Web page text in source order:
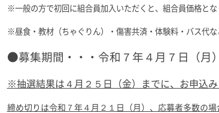
※一般の方で初回に組合員加入いただくと、組合員価格とな
※昼食・教材（ちゃぐりん）・傷害共済・体験料・バス代な
●募集期間・・・令和７年４月７日（月
※抽選結果は４月２５日（金）までに、お申込
締め切りは令和７年４月２１日（月）、応募者多数の場